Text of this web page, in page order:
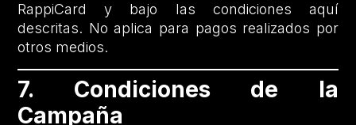
RappiCard y bajo las condiciones aquí
descritas. No aplica para pagos realizados por
otros medios.
7. Condiciones de la
Campaña